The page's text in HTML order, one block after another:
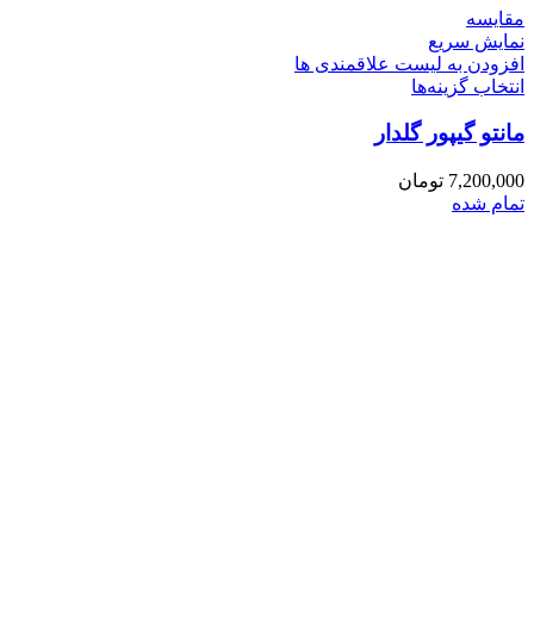
مقایسه
نمایش سریع
افزودن به لیست علاقمندی ها
انتخاب گزینه‌ها
مانتو گیپور گلدار
7,200,000 تومان
تمام شده